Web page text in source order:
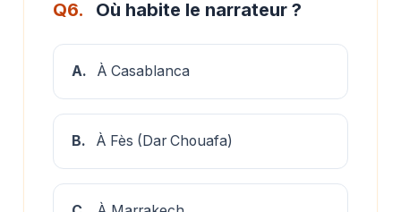
Q6. Où habite le narrateur ?
A. À Casablanca
B. À Fès (Dar Chouafa)